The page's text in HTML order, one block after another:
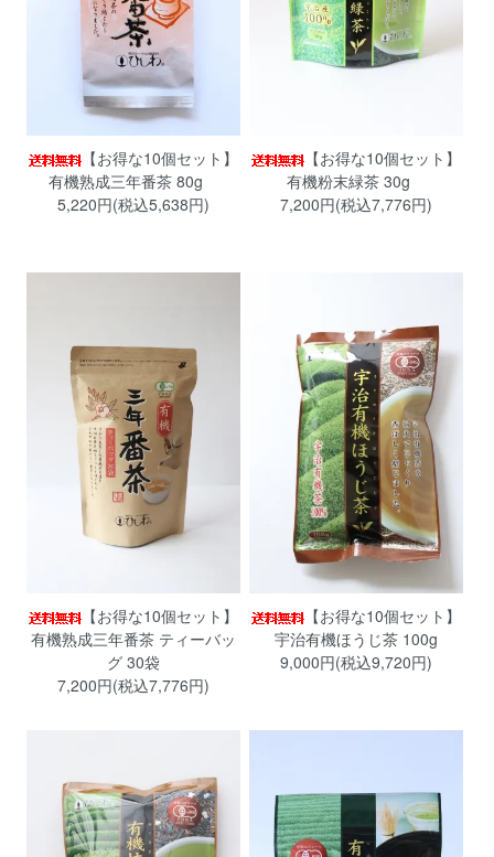
【お得な10個セット】
有機熟成三年番茶 80g
5,220円(税込5,638円)
【お得な10個セット】
有機粉末緑茶 30g
7,200円(税込7,776円)
【お得な10個セット】
有機熟成三年番茶 ティーバッ
グ 30袋
7,200円(税込7,776円)
【お得な10個セット】
宇治有機ほうじ茶 100g
9,000円(税込9,720円)